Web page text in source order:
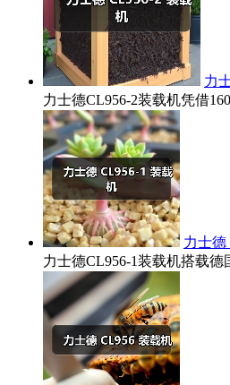
力
力士德CL956-2装载机凭借
力士德
力士德CL956-1装载机搭载